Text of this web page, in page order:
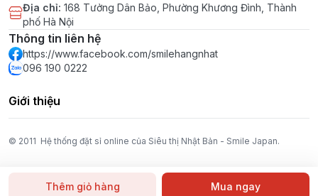
Thêm giỏ hàng Mua ngay
Địa chỉ: 168 Tưởng Dân Bảo, Phường Khương Đình, Thành
phố Hà Nội
Thông tin liên hệ
https://www.facebook.com/smilehangnhat
096 190 0222
Giới thiệu
© 2011 Hệ thống đặt sỉ online của Siêu thị Nhật Bản - Smile Japan.